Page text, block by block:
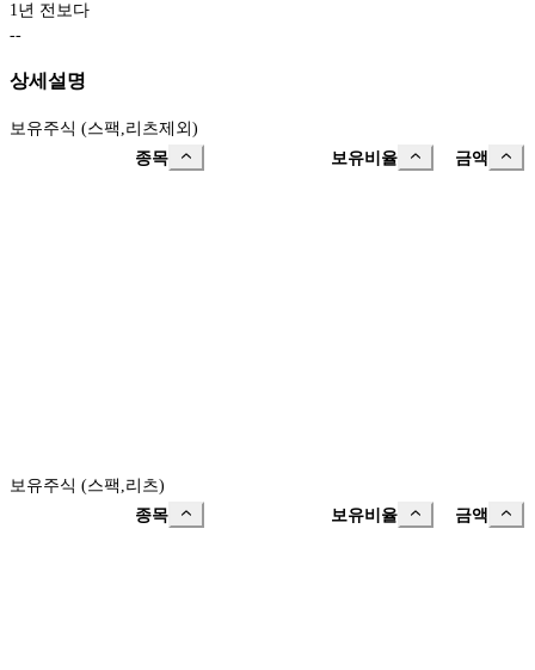
1년 전보다
--
상세설명
보유주식 (스팩,리츠제외)
종목
보유비율 금액
보유주식 (스팩,리츠)
종목
보유비율 금액